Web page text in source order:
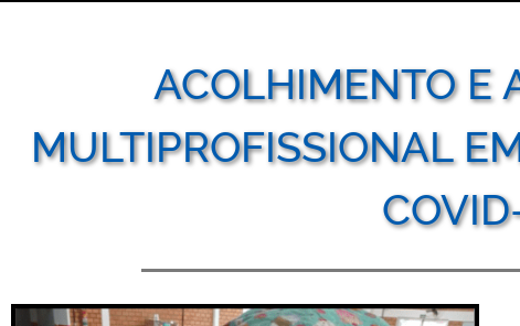
ACOLHIMENTO E
MULTIPROFISSIONAL